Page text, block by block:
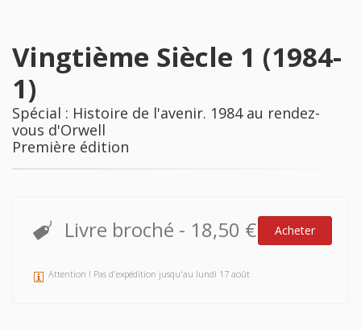
Vingtième Siècle 1 (1984-
1)
Spécial : Histoire de l'avenir. 1984 au rendez-
vous d'Orwell
Première édition
Livre broché - 18,50 € Acheter
Attention ! Pas d'expédition jusqu'au lundi 17 août